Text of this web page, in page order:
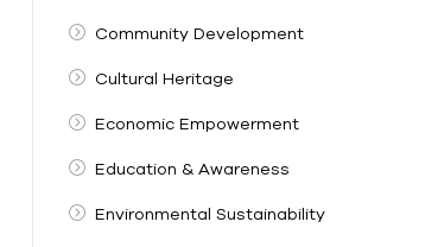
Community Development
Cultural Heritage
Economic Empowerment
Education & Awareness
Environmental Sustainability